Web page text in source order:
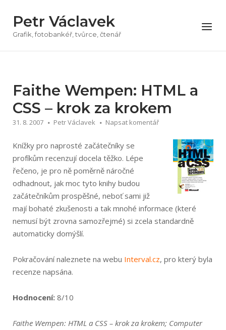
obsah
Petr Václavek
Grafik, fotobankéř, tvůrce, čtenář
Menu
Faithe Wempen: HTML a
CSS – krok za krokem
31. 8. 2007 Petr Václavek Napsat komentář
Knížky pro naprosté začátečníky se
profíkům recenzují docela těžko. Lépe
řečeno, je pro ně poměrně náročné
odhadnout, jak moc tyto knihy budou
začátečníkům prospěšné, neboť sami již
mají bohaté zkušenosti a tak mnohé informace (které
nemusí být zrovna samozřejmé) si zcela standardně
automaticky domýšlí.
Pokračování naleznete na webu Interval.cz, pro který byla
recenze napsána.
Hodnocení: 8/10
Faithe Wempen: HTML a CSS – krok za krokem; Computer